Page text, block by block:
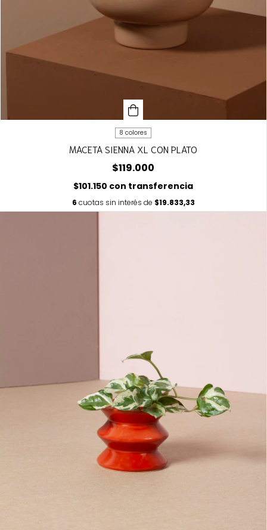
8 colores
MACETA SIENNA XL CON PLATO
$119.000
$101.150 con transferencia
6 cuotas sin interés de $19.833,33